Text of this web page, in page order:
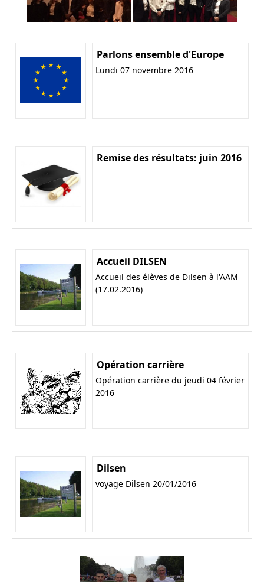
Parlons ensemble d'Europe
Lundi 07 novembre 2016
Remise des résultats: juin 2016
Accueil DILSEN
Accueil des élèves de Dilsen à l'AAM
(17.02.2016)
Opération carrière
Opération carrière du jeudi 04 février
2016
Dilsen
voyage Dilsen 20/01/2016